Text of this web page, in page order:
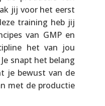
jij voor het eerst
training heb jij
van GMP en
het van jou
snapt het belang
je bewust van de
met de productie